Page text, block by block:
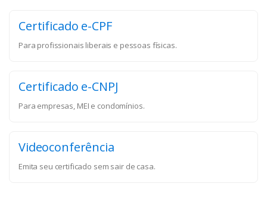
Certificado e-CPF
Para profissionais liberais e pessoas físicas.
Certificado e-CNPJ
Para empresas, MEI e condomínios.
Videoconferência
Emita seu certificado sem sair de casa.